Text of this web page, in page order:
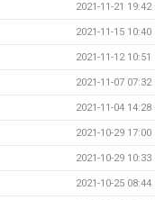
2021-11-21 19:42
2021-11-15 10:40
2021-11-12 10:51
2021-11-07 07:32
2021-11-04 14:28
2021-10-29 17:00
2021-10-29 10:33
2021-10-25 08:44